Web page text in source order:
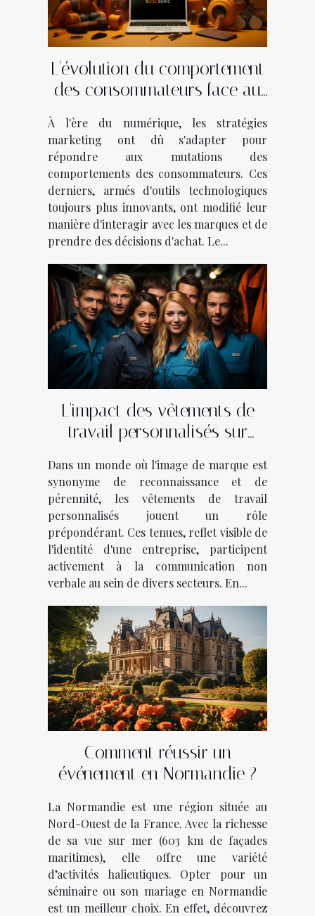
L'évolution du comportement
des consommateurs face au
À l'ère du numérique, les stratégies
marketing ont dû s'adapter pour
répondre aux mutations des
comportements des consommateurs. Ces
derniers, armés d'outils technologiques
toujours plus innovants, ont modifié leur
manière d'interagir avec les marques et de
prendre des décisions d'achat. Le...
L'impact des vêtements de
travail personnalisés sur
divers secteurs d'activité
Dans un monde où l'image de marque est
synonyme de reconnaissance et de
pérennité, les vêtements de travail
personnalisés jouent un rôle
prépondérant. Ces tenues, reflet visible de
l'identité d'une entreprise, participent
activement à la communication non
verbale au sein de divers secteurs. En...
Comment réussir un
événement en Normandie ?
La Normandie est une région située au
Nord-Ouest de la France. Avec la richesse
de sa vue sur mer (603 km de façades
maritimes), elle offre une variété
d’activités halieutiques. Opter pour un
séminaire ou son mariage en Normandie
est un meilleur choix. En effet, découvrez